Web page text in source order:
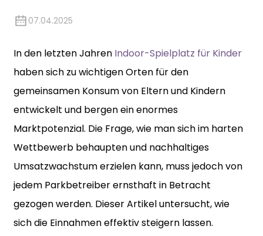
07.04.2025
In den letzten Jahren Indoor-Spielplatz für Kinder
haben sich zu wichtigen Orten für den
gemeinsamen Konsum von Eltern und Kindern
entwickelt und bergen ein enormes
Marktpotenzial. Die Frage, wie man sich im harten
Wettbewerb behaupten und nachhaltiges
Umsatzwachstum erzielen kann, muss jedoch von
jedem Parkbetreiber ernsthaft in Betracht
gezogen werden. Dieser Artikel untersucht, wie
sich die Einnahmen effektiv steigern lassen.